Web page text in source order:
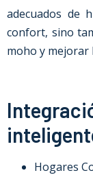
adecuados de
confort, sino
moho y mejorar
Hogares